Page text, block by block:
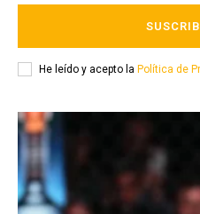
He leído y acepto la Política de